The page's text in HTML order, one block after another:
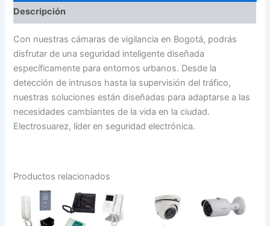
Descripción
Con nuestras cámaras de vigilancia en Bogotá, podrás
disfrutar de una seguridad inteligente diseñada
específicamente para entornos urbanos. Desde la
detección de intrusos hasta la supervisión del tráfico,
nuestras soluciones están diseñadas para adaptarse a las
necesidades cambiantes de la vida en la ciudad.
Electrosuarez, líder en seguridad electrónica.
Productos relacionados